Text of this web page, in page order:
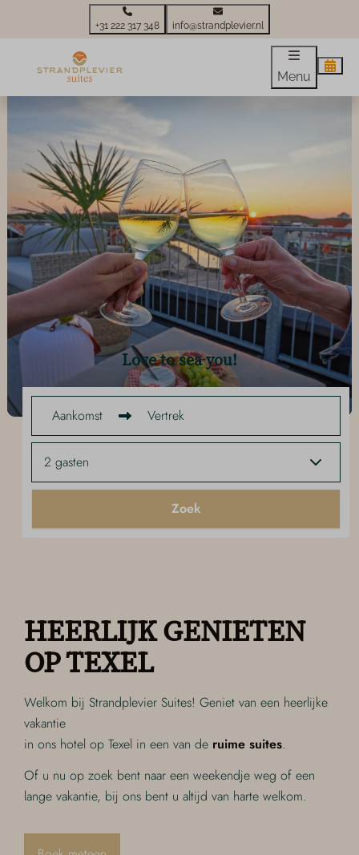
+31 222 317 348 info@strandplevier.nl
Menu
Love to sea you!
Aankomst Vertrek
2 gasten
Zoek
HEERLIJK GENIETEN
OP TEXEL
Welkom bij Strandplevier Suites! Geniet van een heerlijke
vakantie
in ons hotel op Texel in een van de ruime suites.
Of u nu op zoek bent naar een weekendje weg of een
lange vakantie, bij ons bent u altijd van harte welkom.